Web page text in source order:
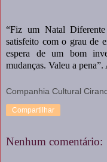
“Fiz um Natal
satisfeito com o grau de
espera de um bom
mudanças. Valeu a
Companhia Cultural
Compartilhar
Nenhum comentário: